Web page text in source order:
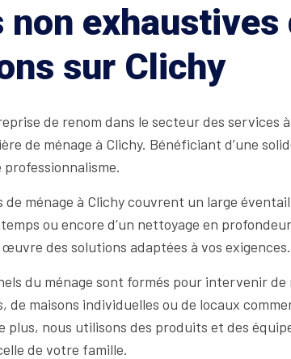
non
sur Clichy
de renom dans le secteur des
de ménage à Clichy. Bénéficiant d’une
ménage à Clichy couvrent un large
ou encore d’un nettoyage en
des solutions adaptées à vos exigences.
du ménage sont formés pour intervenir de
de maisons individuelles ou de locaux
plus, nous utilisons des produits et des
de votre famille.